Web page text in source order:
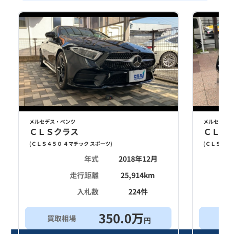
メルセデス・ベンツ
ＣＬＳクラス
( ＣＬＳ４５０ ４マチック スポーツ)
年式
2018年12月
走行距離
25,914km
入札数
224件
買取相場 350.0万円
メルセデ
ＣＬ
( ＣＬＳ２